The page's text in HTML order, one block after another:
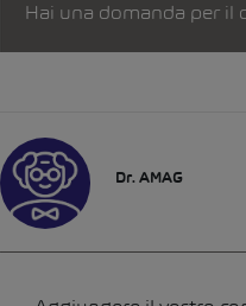
Hai una domanda per il
Dr. AMAG